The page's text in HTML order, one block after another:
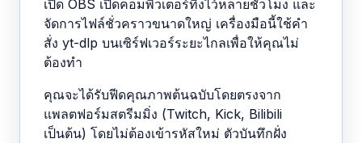
เปิด OBS เปิดคอมพิวเตอร์ทิ้งไว้หลายชั่วโมง และ
จัดการไฟล์ชั่วคราวขนาดใหญ่ เครื่องมือนี้ใช้คำ
สั่ง yt-dlp บนเซิร์ฟเวอร์ระยะไกลเพื่อให้คุณไม่
ต้องทำ
คุณจะได้รับฟีดคุณภาพต้นฉบับโดยตรงจาก
แพลตฟอร์มสตรีมมิ่ง (Twitch, Kick, Bilibili
เป็นต้น) โดยไม่ต้องเข้ารหัสใหม่ ตัวบันทึกฝั่ง